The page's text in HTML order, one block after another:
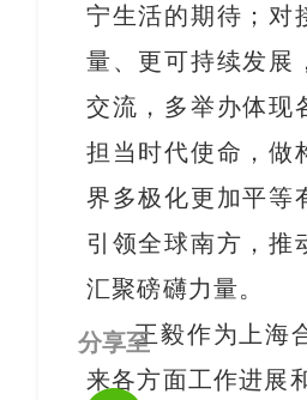
宁生活的期待；对
量、更可持续发展
交流，多举办体现
担当时代使命，做
界多极化更加平等
引领全球南方，推
汇聚磅礴力量。
王毅作为上海
来各方面工作进展
分享至